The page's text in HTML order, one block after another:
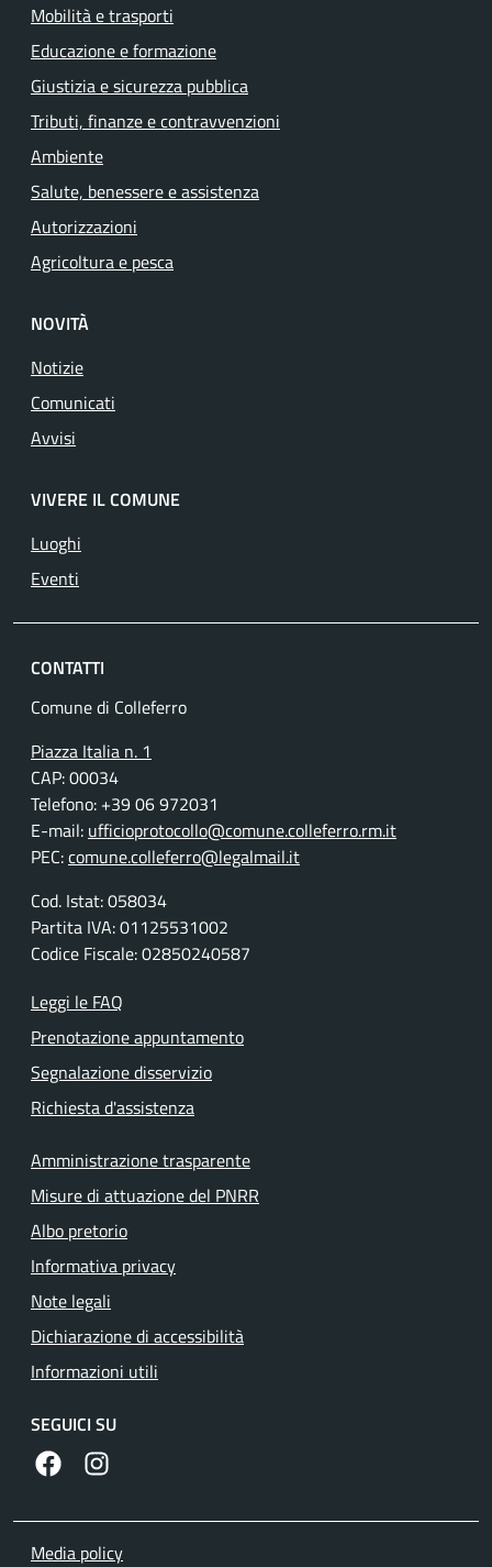
Mobilità e trasporti
Educazione e formazione
Giustizia e sicurezza pubblica
Tributi, finanze e contravvenzioni
Ambiente
Salute, benessere e assistenza
Autorizzazioni
Agricoltura e pesca
NOVITÀ
Notizie
Comunicati
Avvisi
VIVERE IL COMUNE
Luoghi
Eventi
CONTATTI
Comune di Colleferro
Piazza Italia n. 1
CAP: 00034
Telefono: +39 06 972031
E-mail: ufficioprotocollo@comune.colleferro.rm.it
PEC:comune.colleferro@legalmail.it
Cod. Istat: 058034
Partita IVA: 01125531002
Codice Fiscale: 02850240587
Leggi le FAQ
Prenotazione appuntamento
Segnalazione disservizio
Richiesta d'assistenza
Amministrazione trasparente
Misure di attuazione del PNRR
Albo pretorio
Informativa privacy
Note legali
Dichiarazione di accessibilità
Informazioni utili
SEGUICI SU
https://www.facebook.com/comunecolleferro/
Media policy